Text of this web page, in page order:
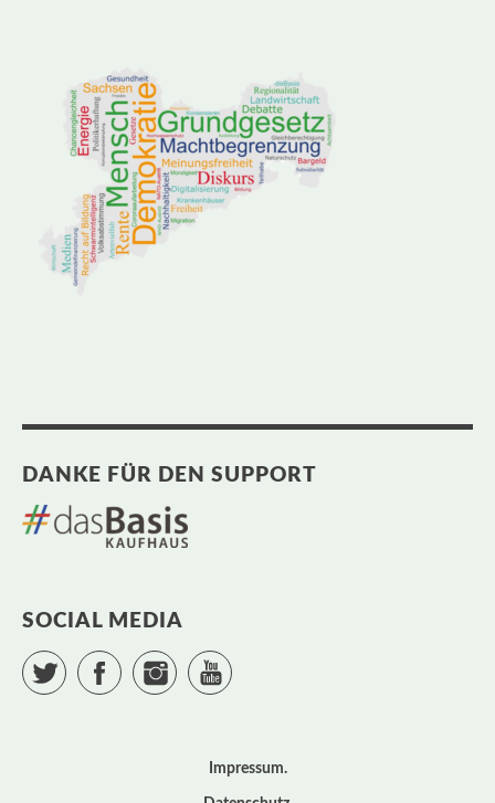
DANKE FÜR DEN SUPPORT
SOCIAL MEDIA
Twitter Facebook Instagram
Impressum